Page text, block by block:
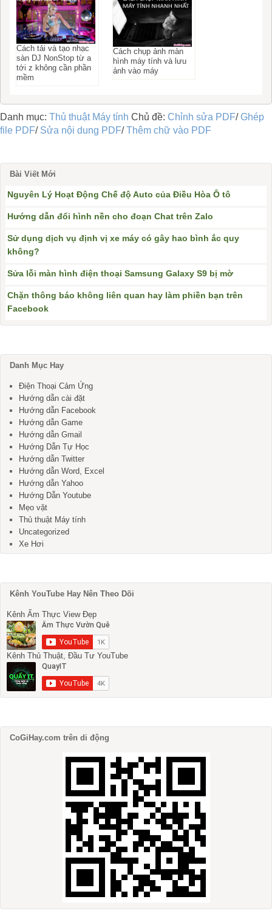
Cách tải và tạo nhạc
sàn DJ NonStop từ a
tới z không cần phần
mềm
Cách chụp ảnh màn
hình máy tính và lưu
ảnh vào máy
Danh mục: Thủ thuật Máy tính Chủ đề: Chỉnh sửa PDF/Ghép
file PDF/ Sửa nội dung PDF/Thêm chữ vào PDF
Bài Viết Mới
Nguyên Lý Hoạt Động Chế độ Auto của Điều Hòa Ô tô
Hướng dẫn đổi hình nền cho đoạn Chat trên Zalo
Sử dụng dịch vụ định vị xe máy có gây hao bình ắc quy
không?
Sửa lỗi màn hình điện thoại Samsung Galaxy S9 bị mờ
Chặn thông báo không liên quan hay làm phiền bạn trên
Facebook
Danh Mục Hay
Điện Thoại Cảm Ứng
Hướng dẫn cài đặt
Hướng dẫn Facebook
Hướng dẫn Game
Hướng dẫn Gmail
Hướng Dẫn Tự Học
Hướng dẫn Twitter
Hướng dẫn Word, Excel
Hướng dẫn Yahoo
Hướng Dẫn Youtube
Mẹo vặt
Thủ thuật Máy tính
Uncategorized
Xe Hơi
Kênh YouTube Hay Nên Theo Dõi
Kênh Ẩm Thực View Đẹp
Kênh Thủ Thuật, Đầu Tư YouTube
CoGiHay.com trên di động